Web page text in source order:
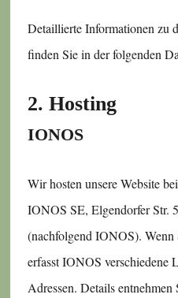
Detaillierte Informationen zu
finden Sie in der folgenden
2. Hosting
IONOS
Wir hosten unsere Website
IONOS SE, Elgendorfer Str.
(nachfolgend IONOS). Wenn
erfasst IONOS verschiedene
Adressen. Details